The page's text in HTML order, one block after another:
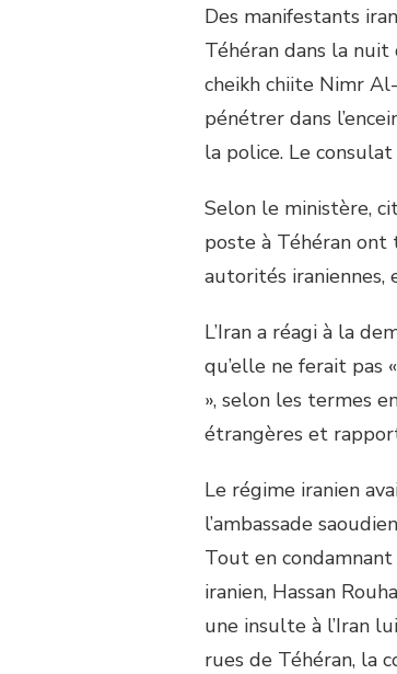
Des manifestants
Téhéran dans la nuit
cheikh chiite Nimr
pénétrer dans
la police. Le
Selon le ministère,
poste à Téhéran
autorités iraniennes,
L’Iran a réagi à la
qu’elle ne ferait pas
», selon les termes
étrangères et
Le régime iranien
l’ambassade
Tout en
iranien, Hassan
une insulte à l’Iran
rues de Téhéran, la